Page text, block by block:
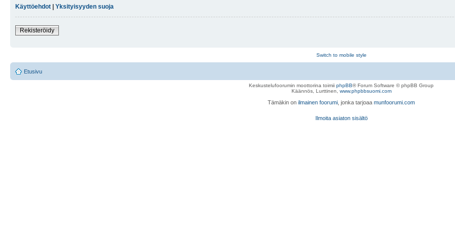
Käyttöehdot Yksityisyyden suoja
Rekisteröidy
Switch to mobile style
Etusivu
Keskustelufoorumin moottorina toimii phpBB® Forum Software © phpBB Group
Käännös, Lurttinen, www.phpbbsuomi.com
Tämäkin on ilmainen foorumi , jonka tarjoaa munfoorumi.com
Ilmoita asiaton sisältö